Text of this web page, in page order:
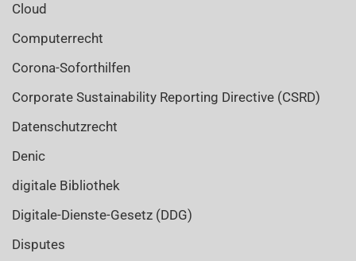
Cloud
Computerrecht
Corona-Soforthilfen
Corporate Sustainability Reporting Directive (CSRD)
Datenschutzrecht
Denic
digitale Bibliothek
Digitale-Dienste-Gesetz (DDG)
Disputes